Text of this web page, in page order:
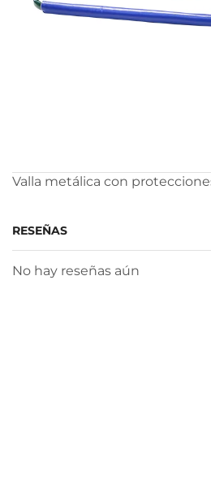
Valla metálica con
RESEÑAS
No hay reseñas aún